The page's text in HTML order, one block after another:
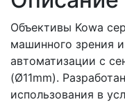
Объективы Kowa
машинного зрения
автоматизации с
(Ø11mm).
использования в